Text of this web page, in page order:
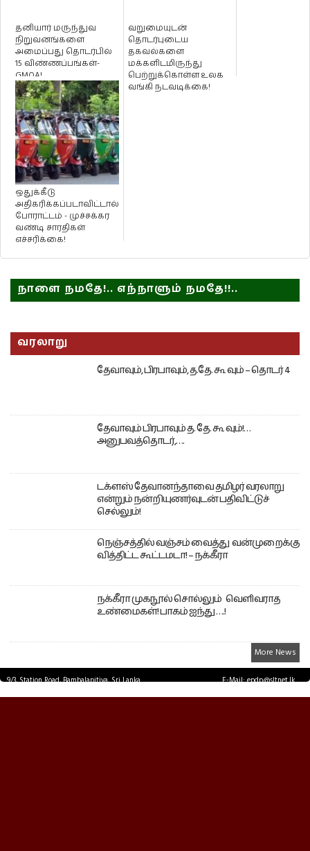
தனியார் மருந்துவ
நிறுவனங்களை
அமைப்பது தொடர்பில்
15 விண்ணப்பங்கள்-
GMOA!
வறுமையுடன்
தொடர்புடைய
தகவல்களை
மக்களிடமிருந்து
பெற்றுக்கொள்ள உலக
வங்கி நடவடிக்கை!
ஒதுக்கீடு
அதிகரிக்கப்படாவிட்டால்
போராட்டம் - முச்சக்கர
வண்டி சாரதிகள்
எச்சரிக்கை!
நாளை நமதே!.. எந்நாளும் நமதே!!..
வரலாறு
தேவாவும், பிரபாவும், த.தே. கூ வும் – தொடர் 4
தேவாவும் பிரபாவும் த. தே. கூ வும்!…
அனுபவத்தொடர்,….
டக்ளஸ் தேவானந்தாவை தமிழர் வரலாறு
என்றும் நன்றியுணர்வுடன் பதிவிட்டுச்
செல்லும்!
நெஞ்சத்தில் வஞ்சம் வைத்து வன்முறைக்கு
வித்திட்ட கூட்டமடா! – நக்கீரா
நக்கீரா முகநூல் சொல்லும் வெளிவராத
உண்மைகள்! பாகம் ஐந்து ….!
More News
9/3, Station Road, Bambalapitiya, Sri Lanka.
E-Mail: epdp@sltnet.lk